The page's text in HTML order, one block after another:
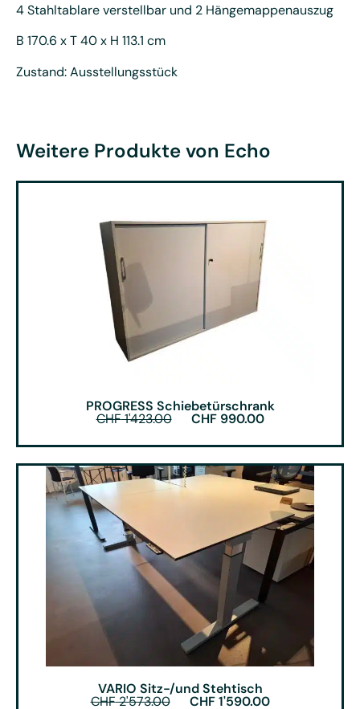
4 Stahltablare verstellbar und 2 Hängemappenauszug
B 170.6 x T 40 x H 113.1 cm
Zustand: Ausstellungsstück
Weitere Produkte von Echo
PROGRESS Schiebetürschrank
CHF1'423.00 CHF990.00
VARIO Sitz-/und Stehtisch
CHF2'573.00 CHF1'590.00